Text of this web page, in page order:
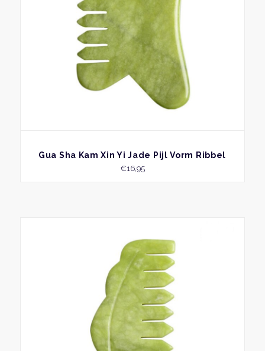
BEKIJK
Gua Sha Kam Xin Yi Jade Pijl Vorm Ribbel
€16,95